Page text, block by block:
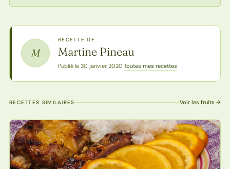
M
RECETTE DE
Martine Pineau
Publié le 30 janvier 2020·Toutes mes recettes
RECETTES SIMILAIRES Voir les fruits →